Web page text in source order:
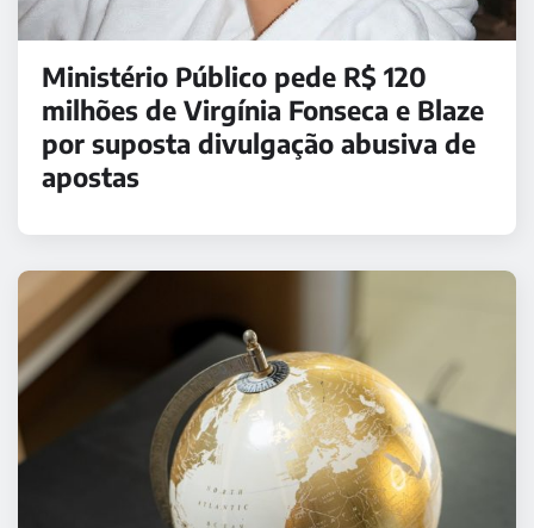
Ministério Público pede R$ 120
milhões de Virgínia Fonseca e Blaze
por suposta divulgação abusiva de
apostas